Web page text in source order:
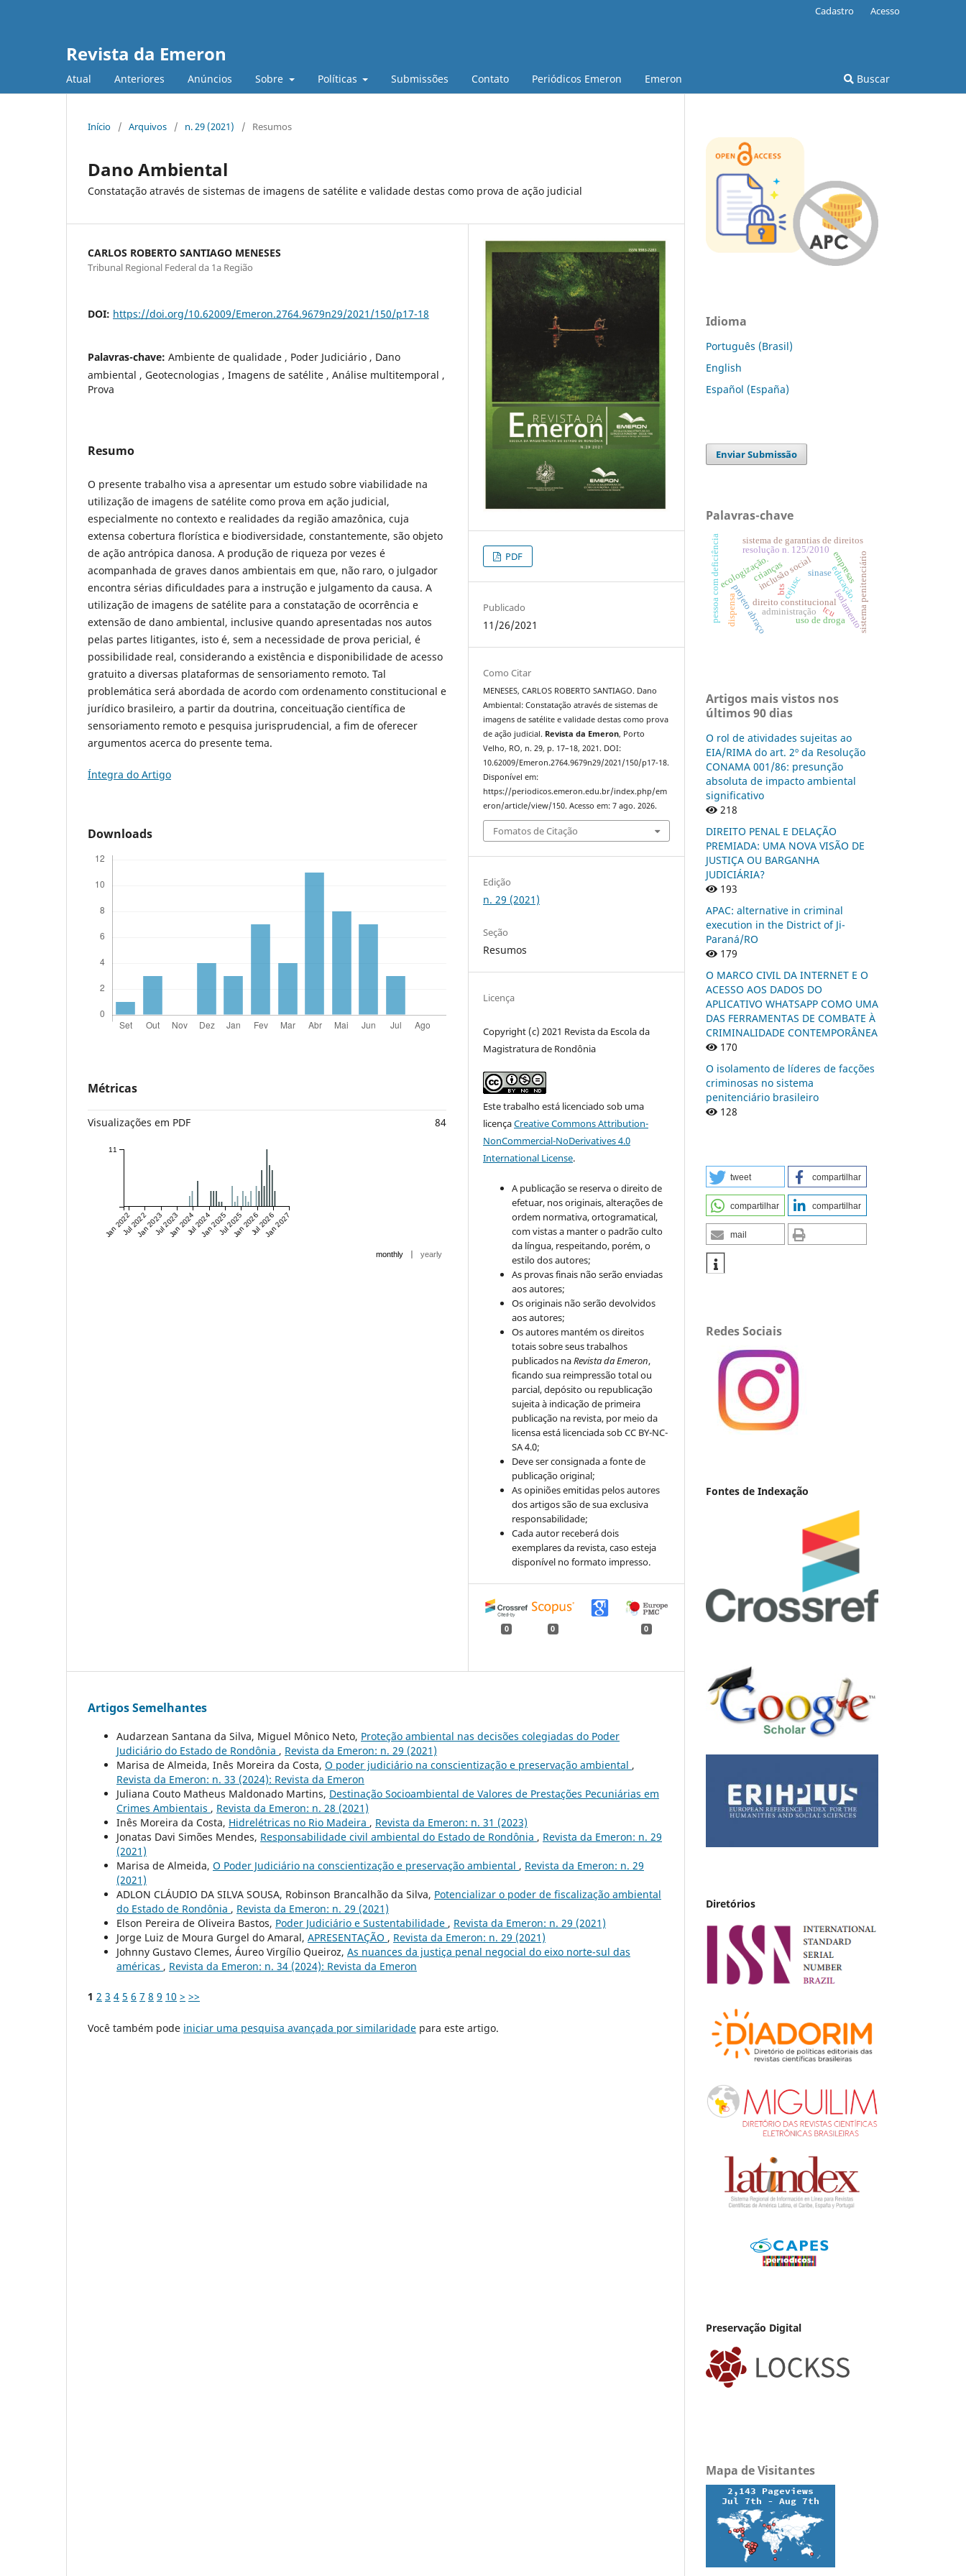
Revista da Emeron
Atual Anteriores Anúncios Sobre Políticas Submissões Contato Periódicos Emeron Emeron Buscar
Cadastro Acesso
Início / Arquivos / n. 29 (2021) / Resumos
Dano Ambiental
Constatação através de sistemas de imagens de satélite e validade destas como prova de ação judicial
CARLOS ROBERTO SANTIAGO MENESES
Tribunal Regional Federal da 1a Região
DOI: https://doi.org/10.62009/Emeron.2764.9679n29/2021/150/p17-18
Palavras-chave: Ambiente de qualidade , Poder Judiciário , Dano
ambiental , Geotecnologias , Imagens de satélite , Análise multitemporal ,
Prova
Resumo
O presente trabalho visa a apresentar um estudo sobre viabilidade na
utilização de imagens de satélite como prova em ação judicial,
especialmente no contexto e realidades da região amazônica, cuja
extensa cobertura florística e biodiversidade, constantemente, são objeto
de ação antrópica danosa. A produção de riqueza por vezes é
acompanhada de graves danos ambientais em que, não raro, o julgador
encontra sérias dificuldades para a instrução e julgamento da causa. A
utilização de imagens de satélite para a constatação de ocorrência e
extensão de dano ambiental, inclusive quando apresentadas nos autos
pelas partes litigantes, isto é, sem a necessidade de prova pericial, é
possibilidade real, considerando a existência e disponibilidade de acesso
gratuito a diversas plataformas de sensoriamento remoto. Tal
problemática será abordada de acordo com ordenamento constitucional e
jurídico brasileiro, a partir da doutrina, conceituação científica de
sensoriamento remoto e pesquisa jurisprudencial, a fim de oferecer
argumentos acerca do presente tema.
Íntegra do Artigo
Downloads
Métricas
Visualizações em PDF 84
Jan 2022Jul 2022Jan 2023Jul 2023Jan 2024Jul 2024Jan 2025Jul 2025Jan 2026Jul 2026Jan 2027
11
monthly | yearly
PDF
Publicado
11/26/2021
Como Citar
MENESES, CARLOS ROBERTO SANTIAGO. Dano
Ambiental: Constatação através de sistemas de
imagens de satélite e validade destas como prova
de ação judicial. Revista da Emeron, Porto
Velho, RO, n. 29, p. 17–18, 2021. DOI:
10.62009/Emeron.2764.9679n29/2021/150/p17-18.
Disponível em:
https://periodicos.emeron.edu.br/index.php/em
eron/article/view/150. Acesso em: 7 ago. 2026.
Fomatos de Citação
Edição
n. 29 (2021)
Seção
Resumos
Licença
Copyright (c) 2021 Revista da Escola da
Magistratura de Rondônia
Este trabalho está licenciado sob uma
licençaCreative Commons Attribution-
NonCommercial-NoDerivatives 4.0
International License.
A publicação se reserva o direito de
efetuar, nos originais, alterações de
ordem normativa, ortogramatical,
com vistas a manter o padrão culto
da língua, respeitando, porém, o
estilo dos autores;
As provas finais não serão enviadas
aos autores;
Os originais não serão devolvidos
aos autores;
Os autores mantém os direitos
totais sobre seus trabalhos
publicados naRevista da Emeron,
ficando sua reimpressão total ou
parcial, depósito ou republicação
sujeita à indicação de primeira
publicação na revista, por meio da
licensa está licenciada sob CC BY-NC-
SA 4.0;
Deve ser consignada a fonte de
publicação original;
As opiniões emitidas pelos autores
dos artigos são de sua exclusiva
responsabilidade;
Cada autor receberá dois
exemplares da revista, caso esteja
disponível no formato impresso.
0 0 0
Artigos Semelhantes
Audarzean Santana da Silva, Miguel Mônico Neto, Proteção ambiental nas decisões colegiadas do Poder
Judiciário do Estado de Rondônia , Revista da Emeron: n. 29 (2021)
Marisa de Almeida, Inês Moreira da Costa, O poder judiciário na conscientização e preservação ambiental ,
Revista da Emeron: n. 33 (2024): Revista da Emeron
Juliana Couto Matheus Maldonado Martins, Destinação Socioambiental de Valores de Prestações Pecuniárias em
Crimes Ambientais , Revista da Emeron: n. 28 (2021)
Inês Moreira da Costa, Hidrelétricas no Rio Madeira , Revista da Emeron: n. 31 (2023)
Jonatas Davi Simões Mendes, Responsabilidade civil ambiental do Estado de Rondônia , Revista da Emeron: n. 29
(2021)
Marisa de Almeida, O Poder Judiciário na conscientização e preservação ambiental , Revista da Emeron: n. 29
(2021)
ADLON CLÁUDIO DA SILVA SOUSA, Robinson Brancalhão da Silva, Potencializar o poder de fiscalização ambiental
do Estado de Rondônia , Revista da Emeron: n. 29 (2021)
Elson Pereira de Oliveira Bastos, Poder Judiciário e Sustentabilidade , Revista da Emeron: n. 29 (2021)
Jorge Luiz de Moura Gurgel do Amaral, APRESENTAÇÃO , Revista da Emeron: n. 29 (2021)
Johnny Gustavo Clemes, Áureo Virgílio Queiroz, As nuances da justiça penal negocial do eixo norte-sul das
américas , Revista da Emeron: n. 34 (2024): Revista da Emeron
1 2 3 4 5 6 7 8 9 10 > >>
Você também pode iniciar uma pesquisa avançada por similaridade para este artigo.
Idioma
Português (Brasil)
English
Español (España)
Enviar Submissão
Palavras-chave
direito constitucionalisolamento
inclusão social educação.
projeto abraço cejusc
resolução n. 125/2010
sistema penitenciário
crianças
sistema de garantias de direitos
sinase
ecologização.
pessoa com deficiência bts
administração
dispensa uso de droga
empresas
tcu
Artigos mais vistos nos
últimos 90 dias
O rol de atividades sujeitas ao
EIA/RIMA do art. 2º da Resolução
CONAMA 001/86: presunção
absoluta de impacto ambiental
significativo
218
DIREITO PENAL E DELAÇÃO
PREMIADA: UMA NOVA VISÃO DE
JUSTIÇA OU BARGANHA
JUDICIÁRIA?
193
APAC: alternative in criminal
execution in the District of Ji-
Paraná/RO
179
O MARCO CIVIL DA INTERNET E O
ACESSO AOS DADOS DO
APLICATIVO WHATSAPP COMO UMA
DAS FERRAMENTAS DE COMBATE À
CRIMINALIDADE CONTEMPORÂNEA
170
O isolamento de líderes de facções
criminosas no sistema
penitenciário brasileiro
128
tweet compartilhar
compartilhar compartilhar
mail
Redes Sociais
Fontes de Indexação
Diretórios
Preservação Digital
Mapa de Visitantes